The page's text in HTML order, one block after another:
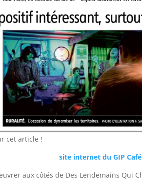
cet article !
site internet du GIP
aux côtés de Des Lendemains Qui